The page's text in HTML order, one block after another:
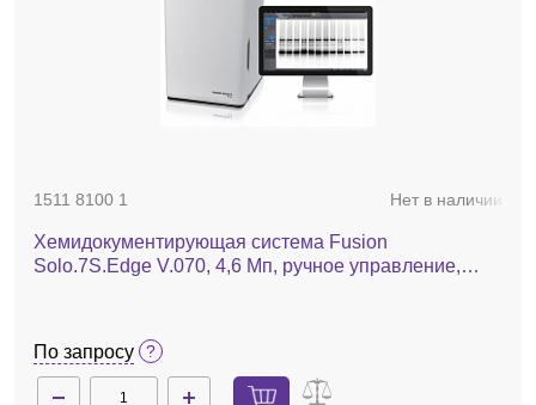
1511 8100 1 Нет в наличии
Хемидокументирующая система Fusion
Solo.7S.Edge V.070, 4,6 Мп, ручное управление,
По запросу